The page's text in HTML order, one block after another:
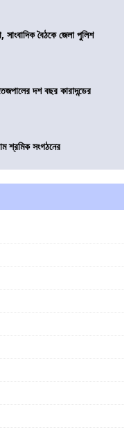
সাংবাদিক বৈঠকে জেলা পুলিশ
দশ বছর কারাদন্ডের
শ্রমিক সংগঠনের